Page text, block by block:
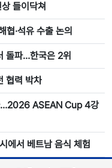
들이닥쳐
협·석유 수출 논의
돌파…한국은 2위
협력 박차
…2026 ASEAN Cup 4강
에서 베트남 음식 체험